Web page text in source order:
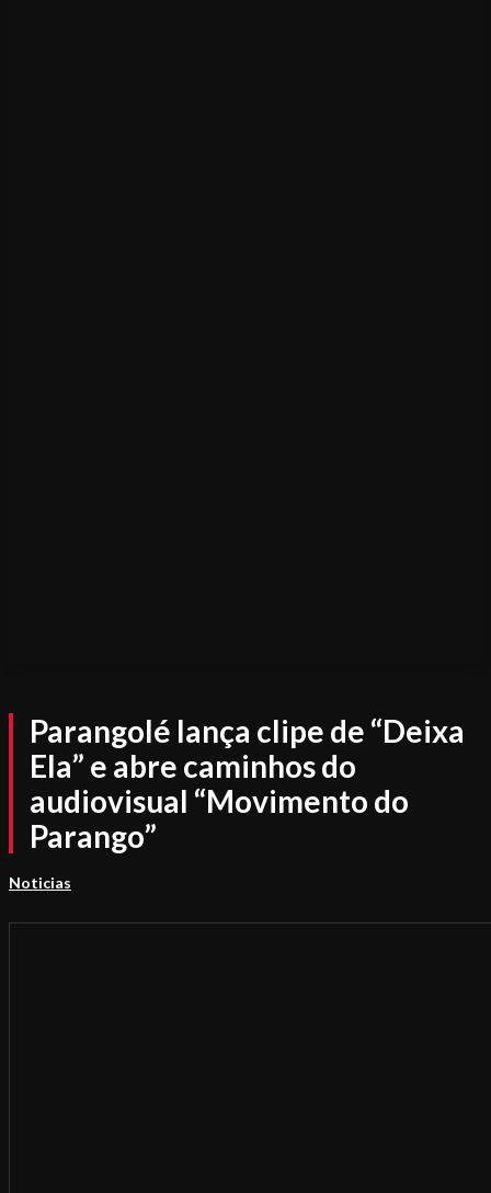
Parangolé lança clipe de “Deixa
Ela” e abre caminhos do
audiovisual “Movimento do
Parango”
Noticias